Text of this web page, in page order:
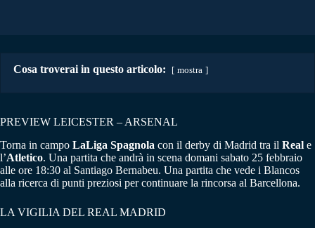
Cosa troverai in questo articolo: mostra
PREVIEW LEICESTER – ARSENAL
Torna in campo LaLiga Spagnola con il derby di Madrid tra il Real e
l’Atletico. Una partita che andrà in scena domani sabato 25 febbraio
alle ore 18:30 al Santiago Bernabeu. Una partita che vede i Blancos
alla ricerca di punti preziosi per continuare la rincorsa al Barcellona.
LA VIGILIA DEL REAL MADRID